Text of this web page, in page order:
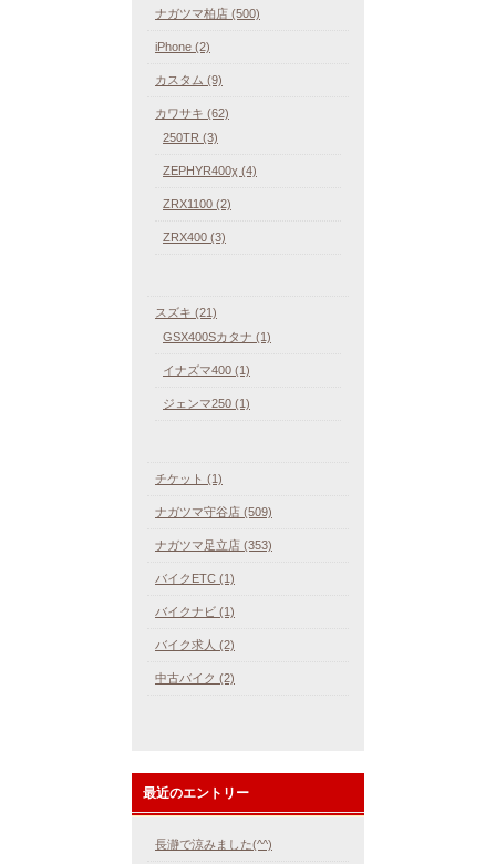
ナガツマ柏店 (500)
iPhone (2)
カスタム (9)
カワサキ (62)
250TR (3)
ZEPHYR400χ (4)
ZRX1100 (2)
ZRX400 (3)
スズキ (21)
GSX400Sカタナ (1)
イナズマ400 (1)
ジェンマ250 (1)
チケット (1)
ナガツマ守谷店 (509)
ナガツマ足立店 (353)
バイクETC (1)
バイクナビ (1)
バイク求人 (2)
中古バイク (2)
最近のエントリー
長瀞で涼みました(^^)